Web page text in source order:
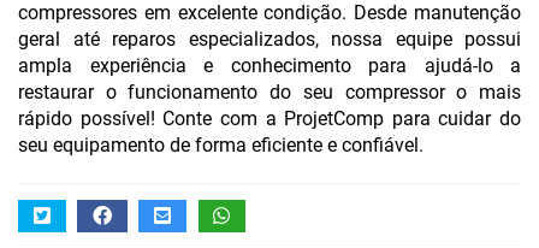
compressores em excelente condição. Desde manutenção
geral até reparos especializados, nossa equipe possui
ampla experiência e conhecimento para ajudá-lo a
restaurar o funcionamento do seu compressor o mais
rápido possível! Conte com a ProjetComp para cuidar do
seu equipamento de forma eficiente e confiável.